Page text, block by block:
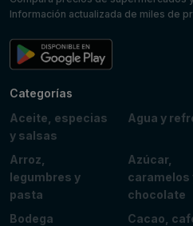
Información actualizada de miles de
Categorías
Aceite, especias
y salsas
Agua y
Arroz,
legumbres y
pasta
Azúcar,
caramelos
chocolate
Bodega
Cacao,